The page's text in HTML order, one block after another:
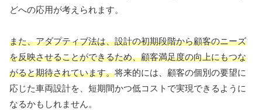
どへの応用が考えられます。
また、アダプティブ法は、設計の初期段階から顧客のニーズ
を反映させることができるため、顧客満足度の向上にもつな
がると期待されています。将来的には、顧客の個別の要望に
応じた車両設計を、短期間かつ低コストで実現できるように
なるかもしれません。